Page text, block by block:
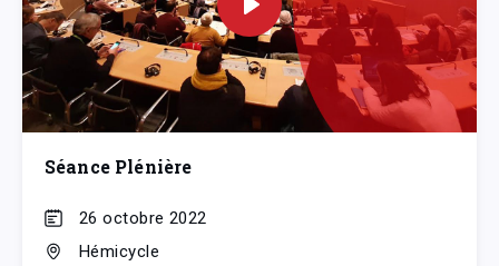
Séance Plénière
26 octobre 2022
Hémicycle